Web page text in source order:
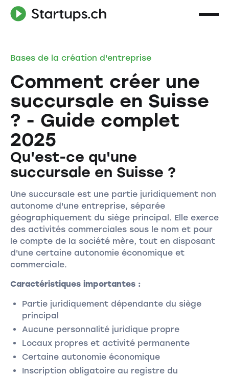
Bases de la création d'entreprise
Comment créer une
succursale en Suisse
? - Guide complet
2025
Qu'est-ce qu'une
succursale en Suisse ?
Une succursale est une partie juridiquement non
autonome d'une entreprise, séparée
géographiquement du siège principal. Elle exerce
des activités commerciales sous le nom et pour
le compte de la société mère, tout en disposant
d'une certaine autonomie économique et
commerciale.
Caractéristiques importantes :
Partie juridiquement dépendante du siège
principal
Aucune personnalité juridique propre
Locaux propres et activité permanente
Certaine autonomie économique
Inscription obligatoire au registre du